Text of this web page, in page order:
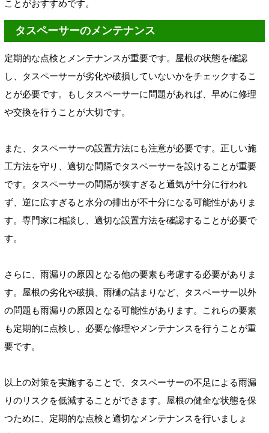
ことがおすすめです。
タスペーサーのメンテナンス
定期的な点検とメンテナンスが重要です。屋根の状態を確認
し、タスペーサーが劣化や破損していないかをチェックするこ
とが必要です。もしタスペーサーに問題があれば、早めに修理
や交換を行うことが大切です。
また、タスペーサーの設置方法にも注意が必要です。正しい施
工方法を守り、適切な間隔でタスペーサーを設けることが重要
です。タスペーサーの間隔が狭すぎると通気が十分に行われ
ず、逆に広すぎると水分の排出が不十分になる可能性がありま
す。専門家に相談し、適切な設置方法を確認することが必要で
す。
さらに、雨漏りの原因となる他の要素も考慮する必要がありま
す。屋根の劣化や破損、雨樋の詰まりなど、タスペーサー以外
の問題も雨漏りの原因となる可能性があります。これらの要素
も定期的に点検し、必要な修理やメンテナンスを行うことが重
要です。
以上の対策を実施することで、タスペーサーの不足による雨漏
りのリスクを低減することができます。屋根の健全な状態を保
つために、定期的な点検と適切なメンテナンスを行いましょ